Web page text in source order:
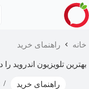
پرش
به
محتوا
خانه راهنمای خرید
بهترین تلویزیون اندروید
راهنمای خرید